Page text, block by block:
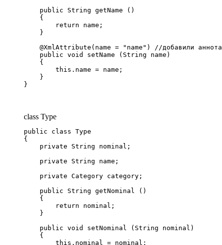
    public String getName ()
    {
        return name;
    }
@XmlAttribute(name = "name") //добавили
    public void setName (String name)
    {
        this.name = name;
    }
}
class Type
public class Type
{
    private String nominal;
    private String name;
    private Category category;
    public String getNominal ()
    {
        return nominal;
    }
    public void setNominal (String nominal)
    {
        this.nominal = nominal;